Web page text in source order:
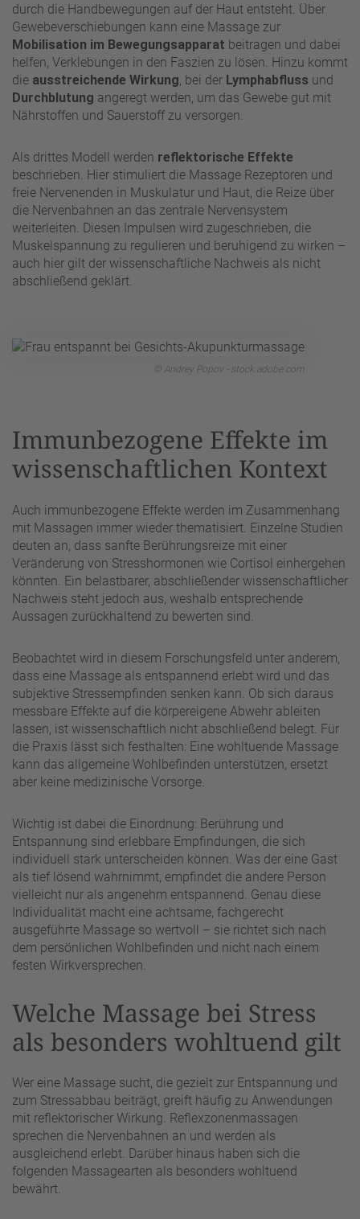
durch die Handbewegungen auf der Haut entsteht. Über
Gewebeverschiebungen kann eine Massage zur
Mobilisation im Bewegungsapparat beitragen und dabei
helfen, Verklebungen in den Faszien zu lösen. Hinzu kommt
die ausstreichende Wirkung, bei der Lymphabfluss und
Durchblutung angeregt werden, um das Gewebe gut mit
Nährstoffen und Sauerstoff zu versorgen.
Als drittes Modell werden reflektorische Effekte
beschrieben. Hier stimuliert die Massage Rezeptoren und
freie Nervenenden in Muskulatur und Haut, die Reize über
die Nervenbahnen an das zentrale Nervensystem
weiterleiten. Diesen Impulsen wird zugeschrieben, die
Muskelspannung zu regulieren und beruhigend zu wirken –
auch hier gilt der wissenschaftliche Nachweis als nicht
abschließend geklärt.
© Andrey Popov - stock.adobe.com
Immunbezogene Effekte im
wissenschaftlichen Kontext
Auch immunbezogene Effekte werden im Zusammenhang
mit Massagen immer wieder thematisiert. Einzelne Studien
deuten an, dass sanfte Berührungsreize mit einer
Veränderung von Stresshormonen wie Cortisol einhergehen
könnten. Ein belastbarer, abschließender wissenschaftlicher
Nachweis steht jedoch aus, weshalb entsprechende
Aussagen zurückhaltend zu bewerten sind.
Beobachtet wird in diesem Forschungsfeld unter anderem,
dass eine Massage als entspannend erlebt wird und das
subjektive Stressempfinden senken kann. Ob sich daraus
messbare Effekte auf die körpereigene Abwehr ableiten
lassen, ist wissenschaftlich nicht abschließend belegt. Für
die Praxis lässt sich festhalten: Eine wohltuende Massage
kann das allgemeine Wohlbefinden unterstützen, ersetzt
aber keine medizinische Vorsorge.
Wichtig ist dabei die Einordnung: Berührung und
Entspannung sind erlebbare Empfindungen, die sich
individuell stark unterscheiden können. Was der eine Gast
als tief lösend wahrnimmt, empfindet die andere Person
vielleicht nur als angenehm entspannend. Genau diese
Individualität macht eine achtsame, fachgerecht
ausgeführte Massage so wertvoll – sie richtet sich nach
dem persönlichen Wohlbefinden und nicht nach einem
festen Wirkversprechen.
Welche Massage bei Stress
als besonders wohltuend gilt
Wer eine Massage sucht, die gezielt zur Entspannung und
zum Stressabbau beiträgt, greift häufig zu Anwendungen
mit reflektorischer Wirkung. Reflexzonenmassagen
sprechen die Nervenbahnen an und werden als
ausgleichend erlebt. Darüber hinaus haben sich die
folgenden Massagearten als besonders wohltuend
bewährt.